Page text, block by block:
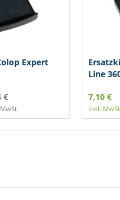
Expert
€
Line
7,10 €
inkl.